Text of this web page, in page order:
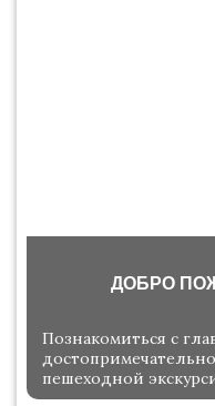
ДОБРО
Познакомиться с
пешеходной